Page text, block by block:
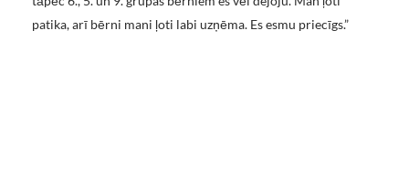
patika, arī bērni mani ļoti labi uzņēma. Es esmu priecīgs.”